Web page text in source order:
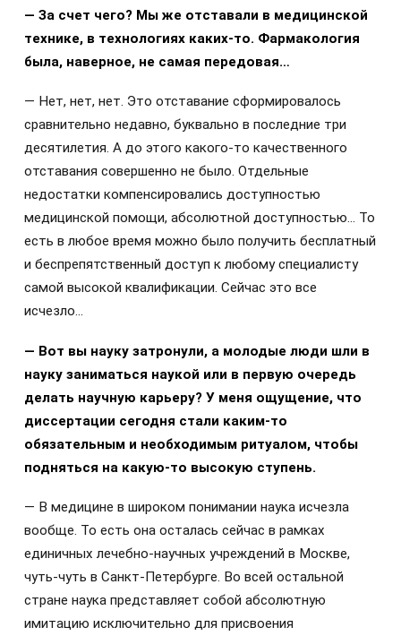
— За счет чего? Мы же отставали в медицинской
технике, в технологиях каких-то. Фармакология
была, наверное, не самая передовая…
— Нет, нет, нет. Это отставание сформировалось
сравнительно недавно, буквально в последние три
десятилетия. А до этого какого-то качественного
отставания совершенно не было. Отдельные
недостатки компенсировались доступностью
медицинской помощи, абсолютной доступностью… То
есть в любое время можно было получить бесплатный
и беспрепятственный доступ к любому специалисту
самой высокой квалификации. Сейчас это все
исчезло…
— Вот вы науку затронули, а молодые люди шли в
науку заниматься наукой или в первую очередь
делать научную карьеру? У меня ощущение, что
диссертации сегодня стали каким-то
обязательным и необходимым ритуалом, чтобы
подняться на какую-то высокую ступень.
— В медицине в широком понимании наука исчезла
вообще. То есть она осталась сейчас в рамках
единичных лечебно-научных учреждений в Москве,
чуть-чуть в Санкт-Петербурге. Во всей остальной
стране наука представляет собой абсолютную
имитацию исключительно для присвоения